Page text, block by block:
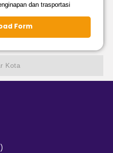
Kota
dan trasportasi
Form